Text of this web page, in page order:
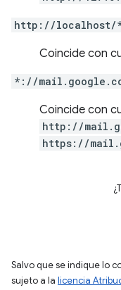
http://localhost/
Coincide con
*://
Coincide con
http://
https://
Salvo que se indique lo
sujeto a la licencia